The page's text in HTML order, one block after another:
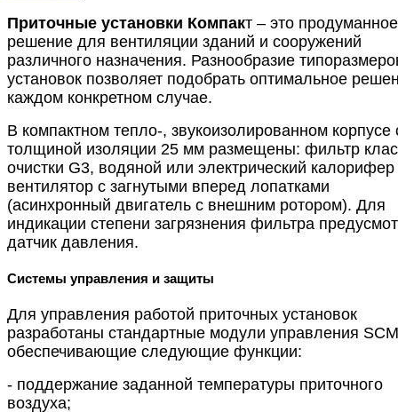
Приточные установки Компакт – это продуманное
решение для вентиляции зданий и сооружений
различного назначения. Разнообразие
установок позволяет подобрать оптимальное
каждом конкретном случае.
В компактном тепло-, звукоизолированном корпусе
толщиной изоляции 25 мм размещены: фильтр
очистки G3, водяной или электрический калорифер
вентилятор с загнутыми вперед лопатками
(асинхронный двигатель с внешним ротором). Для
индикации степени загрязнения фильтра
датчик давления.
Системы управления и защиты
Для управления работой приточных установок
разработаны стандартные модули управления
обеспечивающие следующие функции:
- поддержание заданной температуры приточного
воздуха;